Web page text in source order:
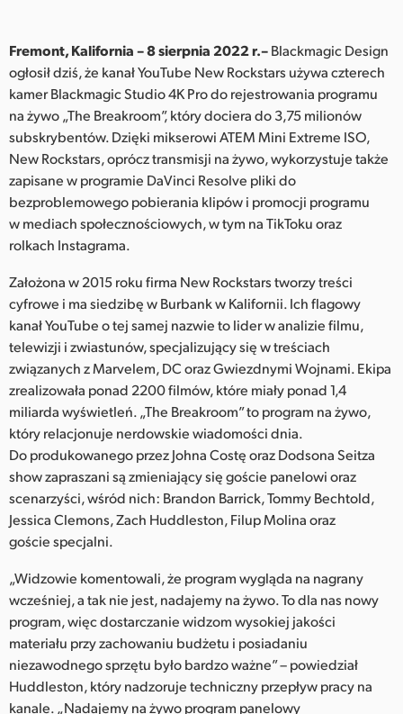
Italy
Japan
Korea
Malaysia
Netherlands
New Zealand
Norway
Polska
Portugal
Singapore
South Africa
Spain
Chinese Taipei
Turkey
UAE
Fremont, Kalifornia – 8 sierpnia 2022 r.–Blackmagic Design
ogłosił dziś, że kanał YouTube New Rockstars używa czterech
kamer Blackmagic Studio 4K Pro do rejestrowania programu
na żywo „The Breakroom”, który dociera do 3,75 milionów
subskrybentów. Dzięki mikserowi ATEM Mini Extreme ISO,
New Rockstars, oprócz transmisji na żywo, wykorzystuje także
zapisane w programie DaVinci Resolve pliki do
bezproblemowego pobierania klipów i promocji programu
w mediach społecznościowych, w tym na TikToku oraz
rolkach Instagrama.
Założona w 2015 roku firma New Rockstars tworzy treści
cyfrowe i ma siedzibę w Burbank w Kalifornii. Ich flagowy
kanał YouTube o tej samej nazwie to lider w analizie filmu,
telewizji i zwiastunów, specjalizujący się w treściach
związanych z Marvelem, DC oraz Gwiezdnymi Wojnami. Ekipa
zrealizowała ponad 2200 filmów, które miały ponad 1,4
miliarda wyświetleń. „The Breakroom” to program na żywo,
który relacjonuje nerdowskie wiadomości dnia.
Do produkowanego przez Johna Costę oraz Dodsona Seitza
show zapraszani są zmieniający się goście panelowi oraz
scenarzyści, wśród nich: Brandon Barrick, Tommy Bechtold,
Jessica Clemons, Zach Huddleston, Filup Molina oraz
goście specjalni.
„Widzowie komentowali, że program wygląda na nagrany
wcześniej, a tak nie jest, nadajemy na żywo. To dla nas nowy
program, więc dostarczanie widzom wysokiej jakości
materiału przy zachowaniu budżetu i posiadaniu
niezawodnego sprzętu było bardzo ważne” – powiedział
Huddleston, który nadzoruje techniczny przepływ pracy na
kanale. „Nadajemy na żywo program panelowy